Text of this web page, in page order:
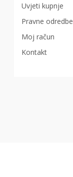
Uvjeti kupnje
Pravne odredbe
Moj račun
Kontakt